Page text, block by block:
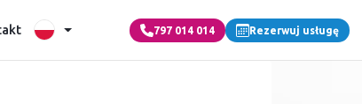
797 014 014 Rezerwuj usługę